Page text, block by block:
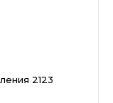
2123